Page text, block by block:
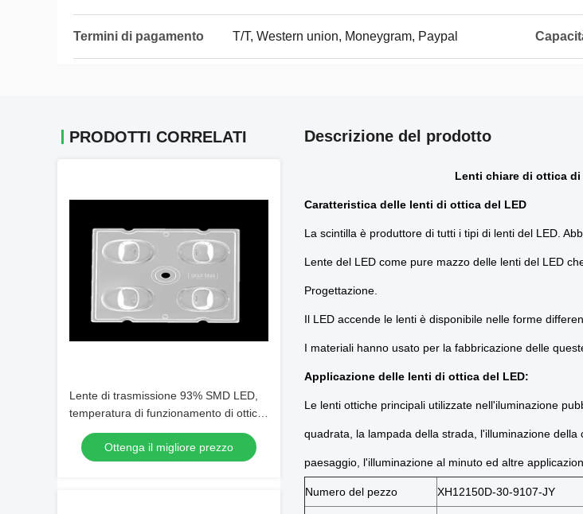
Termini di pagamento T/T, Western union, Moneygram, Paypal
PRODOTTI CORRELATI
Lente di trasmissione 93% SMD LED,
temperatura di funzionamento di ottica
dei riflettori del LED sotto 90℃
Ottenga il migliore prezzo
Descrizione del prodotto
Lenti chiare di ottica di
Caratteristica delle lenti di ottica del LED
La scintilla è produttore di tutti i tipi di lenti del LED.
Lente del LED come pure mazzo delle lenti del LED
Progettazione.
Il LED accende le lenti è disponibile nelle forme
I materiali hanno usato per la fabbricazione delle
Applicazione delle lenti di ottica del LED:
Le lenti ottiche principali utilizzate nell'iluminazione
quadrata, la lampada della strada, l'illuminazione
paesaggio, l'illuminazione al minuto ed altre
Numero del pezzo XH12150D-30-9107-JY